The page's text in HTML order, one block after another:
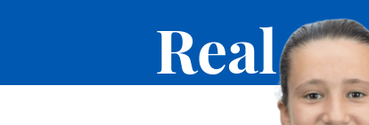
Real